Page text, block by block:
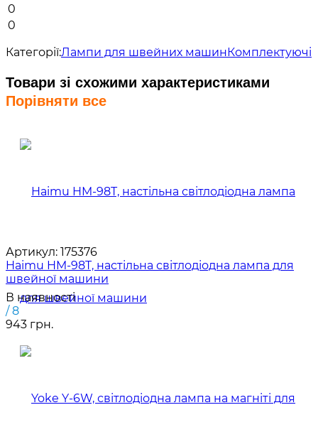
0
0
Категорії:Лампи для швейних машинКомплектуючі
Товари зі схожими характеристиками
Порівняти все
Артикул: 175376
Haimu HM-98T, настільна світлодіодна лампа для
швейної машини
В наявності
/ 8
943 грн.